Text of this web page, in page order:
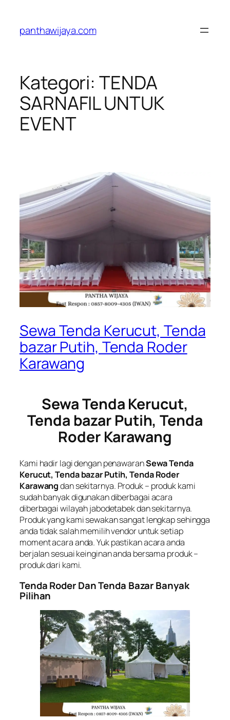
konten
panthawijaya.com
Kategori: TENDA
SARNAFIL UNTUK
EVENT
Sewa Tenda Kerucut, Tenda
bazar Putih, Tenda Roder
Karawang
Sewa Tenda Kerucut,
Tenda bazar Putih, Tenda
Roder Karawang
Kami hadir lagi dengan penawaranSewa Tenda
Kerucut, Tenda bazar Putih, Tenda Roder
Karawangdan sekitarnya. Produk – produk kami
sudah banyak digunakan diberbagai acara
diberbagai wilayah jabodetabek dan sekitarnya.
Produk yang kami sewakan sangat lengkap sehingga
anda tidak salah memilih vendor untuk setiap
moment acara anda. Yuk pastikan acara anda
berjalan sesuai keinginan anda bersama produk –
produk dari kami.
Tenda Roder Dan Tenda Bazar Banyak
Pilihan